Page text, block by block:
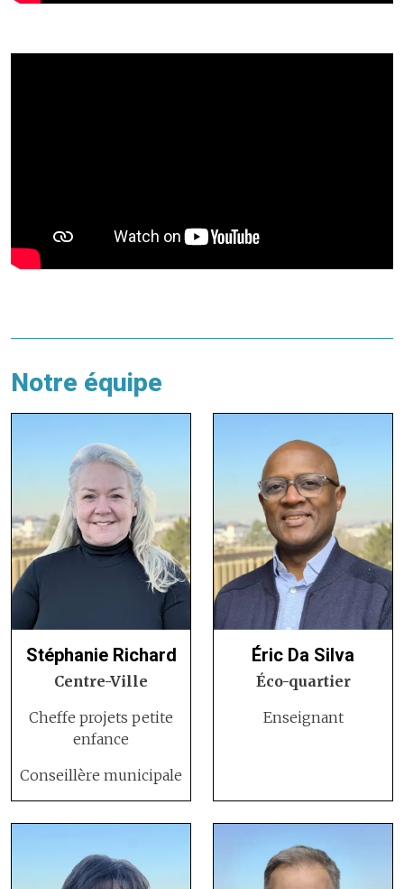
Notre équipe
Stéphanie Richard
Centre-Ville
Cheffe projets petite
enfance
Conseillère municipale
Éric Da Silva
Éco-quartier
Enseignant